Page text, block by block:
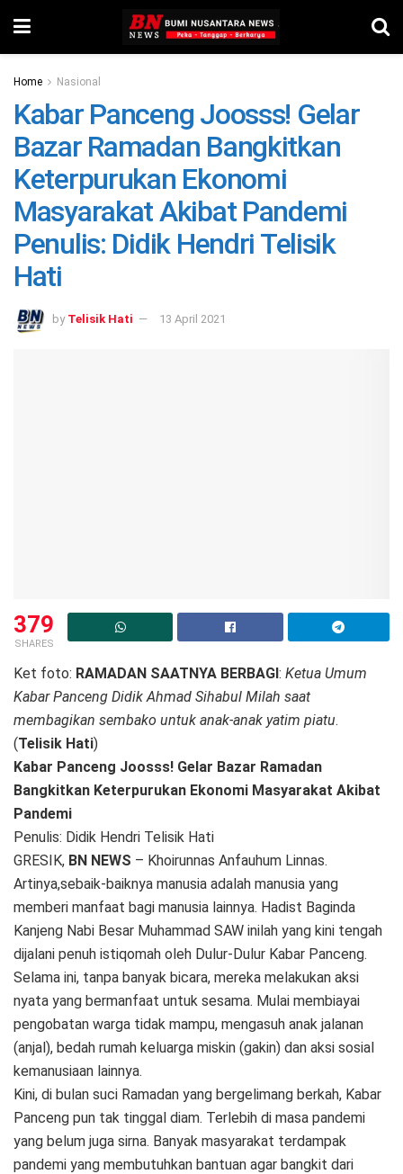
Home Nasional
Kabar Panceng Joosss! Gelar
Bazar Ramadan Bangkitkan
Keterpurukan Ekonomi
Masyarakat Akibat Pandemi
Penulis: Didik Hendri Telisik
Hati
by Telisik Hati 13 April 2021
379
SHARES
Ket foto: RAMADAN SAATNYA BERBAGI: Ketua Umum
Kabar Panceng Didik Ahmad Sihabul Milah saat
membagikan sembako untuk anak-anak yatim piatu.
(Telisik Hati)
Kabar Panceng Joosss! Gelar Bazar Ramadan
Bangkitkan Keterpurukan Ekonomi Masyarakat Akibat
Pandemi
Penulis: Didik Hendri Telisik Hati
GRESIK, BN NEWS – Khoirunnas Anfauhum Linnas.
Artinya,sebaik-baiknya manusia adalah manusia yang
memberi manfaat bagi manusia lainnya. Hadist Baginda
Kanjeng Nabi Besar Muhammad SAW inilah yang kini tengah
dijalani penuh istiqomah oleh Dulur-Dulur Kabar Panceng.
Selama ini, tanpa banyak bicara, mereka melakukan aksi
nyata yang bermanfaat untuk sesama. Mulai membiayai
pengobatan warga tidak mampu, mengasuh anak jalanan
(anjal), bedah rumah keluarga miskin (gakin) dan aksi sosial
kemanusiaan lainnya.
Kini, di bulan suci Ramadan yang bergelimang berkah, Kabar
Panceng pun tak tinggal diam. Terlebih di masa pandemi
yang belum juga sirna. Banyak masyarakat terdampak
pandemi yang membutuhkan bantuan agar bangkit dari